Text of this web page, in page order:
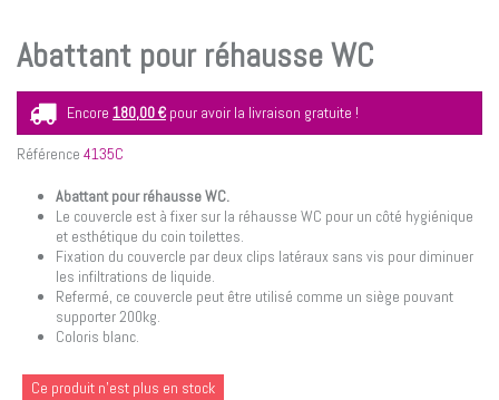
Abattant pour réhausse WC
Encore 180,00 € pour avoir la livraison gratuite !
Référence 4135C
Abattant pour réhausse WC.
Le couvercle est à fixer sur la réhausse WC pour un côté hygiénique
et esthétique du coin toilettes.
Fixation du couvercle par deux clips latéraux sans vis pour diminuer
les infiltrations de liquide.
Refermé, ce couvercle peut être utilisé comme un siège pouvant
supporter 200kg.
Coloris blanc.
Ce produit n'est plus en stock